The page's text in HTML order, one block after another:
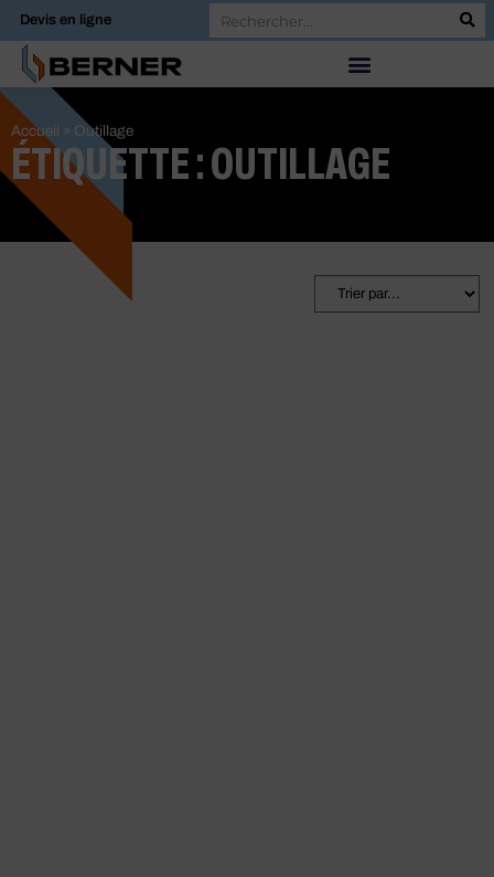
Devis en ligne
Accueil » Outillage
ÉTIQUETTE : OUTILLAGE